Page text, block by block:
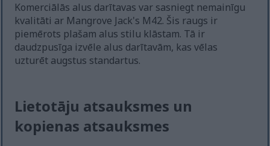
Komerciālās alus darītavas var sasniegt nemainīgu
kvalitāti ar Mangrove Jack's M42. Šis raugs ir
piemērots plašam alus stilu klāstam. Tā ir
daudzpusīga izvēle alus darītavām, kas vēlas
uzturēt augstus standartus.
Lietotāju atsauksmes un
kopienas atsauksmes